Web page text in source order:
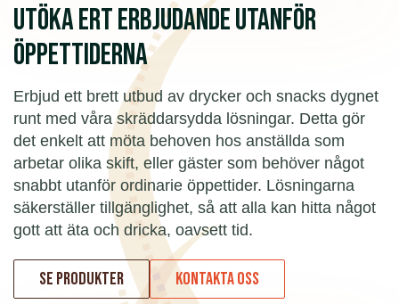
UTÖKA ERT ERBJUDANDE UTANFÖR
ÖPPETTIDERNA
Erbjud ett brett utbud av drycker och snacks dygnet
runt med våra skräddarsydda lösningar. Detta gör
det enkelt att möta behoven hos anställda som
arbetar olika skift, eller gäster som behöver något
snabbt utanför ordinarie öppettider. Lösningarna
säkerställer tillgänglighet, så att alla kan hitta något
gott att äta och dricka, oavsett tid.
Se produkter Kontakta oss